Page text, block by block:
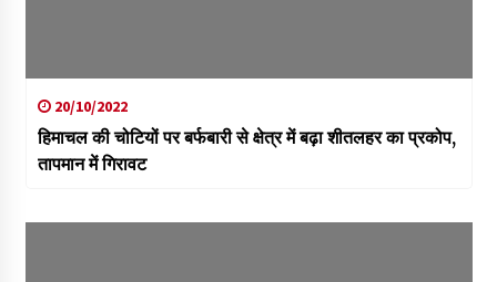
20/10/2022
हिमाचल की चोटियों पर बर्फबारी से क्षेत्र में बढ़ा शीतलहर का प्रकोप,
तापमान में गिरावट